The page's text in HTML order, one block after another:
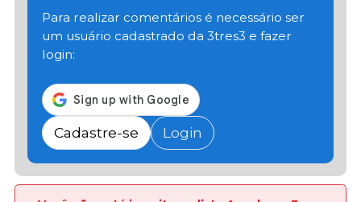
Para realizar comentários é necessário ser
um usuário cadastrado da 3tres3 e fazer
login:
Cadastre-se Login